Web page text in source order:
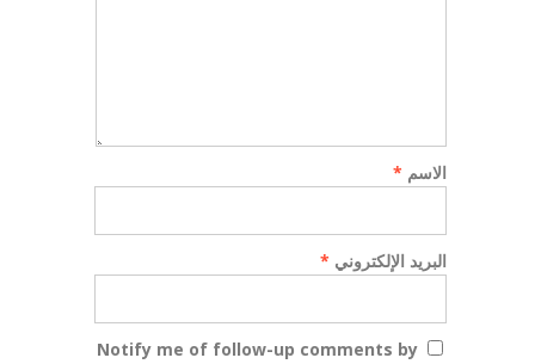
الاسم *
البريد الإلكتروني *
Notify me of follow-up comments by